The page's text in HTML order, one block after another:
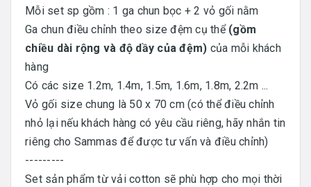
Mỗi set sp gồm : 1 ga chun bọc + 2 vỏ gối nằm
Ga chun điều chỉnh theo size đệm cụ thể (gồm
chiều dài rộng và độ dầy của đệm) của mỗi khách
hàng
Có các size 1.2m, 1.4m, 1.5m, 1.6m, 1.8m, 2.2m ...
Vỏ gối size chung là 50 x 70 cm (có thể điều chỉnh
nhỏ lại nếu khách hàng có yêu cầu riêng, hãy nhắn tin
riêng cho Sammas để được tư vấn và điều chỉnh)
---------
Set sản phẩm từ vải cotton sẽ phù hợp cho mọi thời